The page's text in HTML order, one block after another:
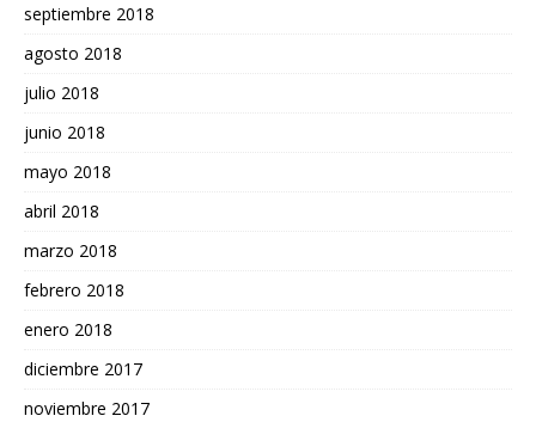
septiembre 2018
agosto 2018
julio 2018
junio 2018
mayo 2018
abril 2018
marzo 2018
febrero 2018
enero 2018
diciembre 2017
noviembre 2017